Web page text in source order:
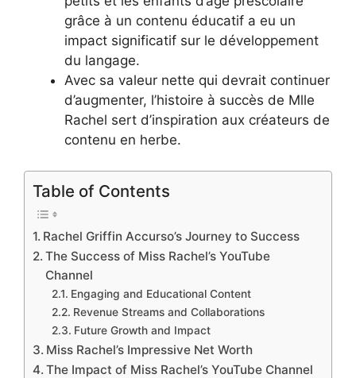
grâce à un contenu éducatif a eu un
impact significatif sur le développement
du langage.
Avec sa valeur nette qui devrait continuer
d’augmenter, l’histoire à succès de Mlle
Rachel sert d’inspiration aux créateurs de
contenu en herbe.
Table of Contents
Rachel Griffin Accurso’s Journey to Success
The Success of Miss Rachel’s YouTube
Channel
Engaging and Educational Content
Revenue Streams and Collaborations
Future Growth and Impact
Miss Rachel’s Impressive Net Worth
The Impact of Miss Rachel’s YouTube Channel